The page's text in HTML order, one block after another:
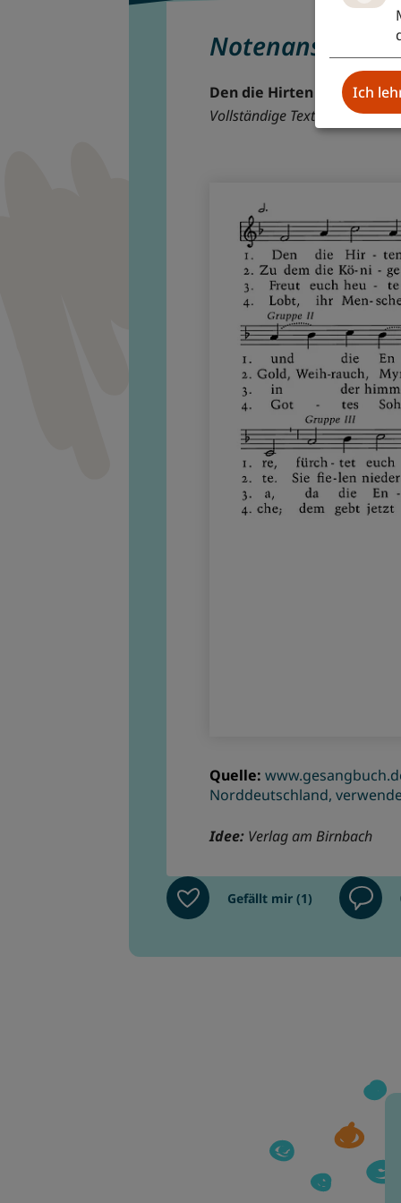
Notenansicht
Den die Hirten lobeten
Vollständige Text- und
Quelle:
Norddeutschland,
Idee: Verlag am Birnbach
Gefällt mir (1)
Ich